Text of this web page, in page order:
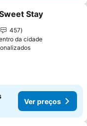
aos favoritos
Stay
457
da cidade
Ver preços
Ver preços